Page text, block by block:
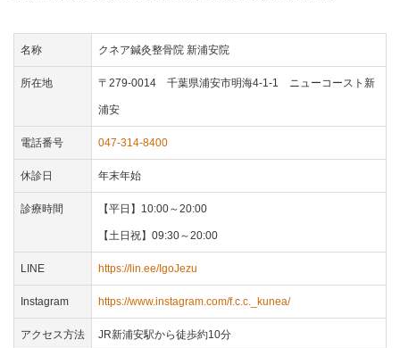
名称 クネア鍼灸整骨院 新浦安院
所在地 〒279-0014 千葉県浦安市明海4-1-1 ニューコースト新
浦安
電話番号 047-314-8400
休診日 年末年始
診療時間 【平日】10:00～20:00
【土日祝】09:30～20:00
LINE https://lin.ee/IgoJezu
Instagram https://www.instagram.com/f.c.c._kunea/
アクセス方法 JR新浦安駅から徒歩約10分